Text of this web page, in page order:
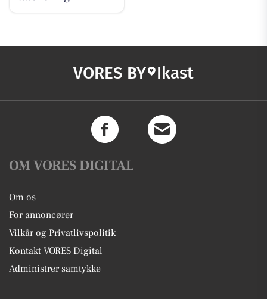
VORES BY Ikast
OM VORES DIGITAL
Om os
For annoncører
Vilkår og Privatlivspolitik
Kontakt VORES Digital
Administrer samtykke